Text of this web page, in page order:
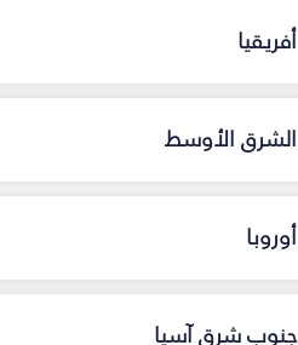
أفريقيا
الشرق الأوسط
أوروبا
جنوب شرق آسيا